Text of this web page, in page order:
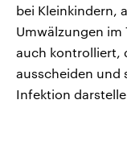
bei Kleinkindern,
Umwälzungen
auch kontrolliert,
ausscheiden und
Infektion